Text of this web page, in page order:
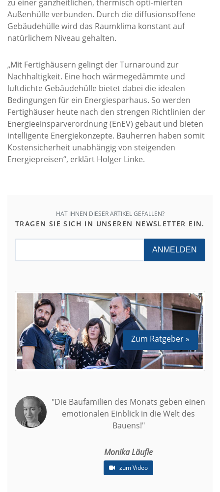
zu einer ganzheitlichen, thermisch opti-mierten
Außenhülle verbunden. Durch die diffusionsoffene
Gebäudehülle wird das Raumklima konstant auf
natürlichem Niveau gehalten.
„Mit Fertighäusern gelingt der Turnaround zur
Nachhaltigkeit. Eine hoch wärmegedämmte und
luftdichte Gebäudehülle bietet dabei die idealen
Bedingungen für ein Energiesparhaus. So werden
Fertighäuser heute nach den strengen Richtlinien der
Energieeinsparverordnung (EnEV) gebaut und bieten
intelligente Energiekonzepte. Bauherren haben somit
Kostensicherheit unabhängig von steigenden
Energiepreisen“, erklärt Holger Linke.
HAT IHNEN DIESER ARTIKEL GEFALLEN?
TRAGEN SIE SICH IN UNSEREN NEWSLETTER EIN.
ANMELDEN
Zum Ratgeber »
"Die Baufamilien des Monats geben einen
emotionalen Einblick in die Welt des
Bauens!"
Monika Läufle
zum Video